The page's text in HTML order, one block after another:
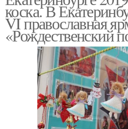
коска. В
VI православная
«Рождественский